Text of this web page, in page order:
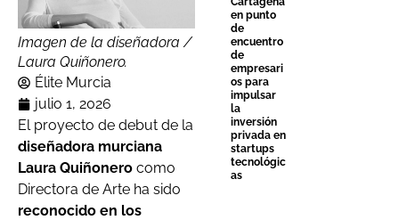
Imagen de la diseñadora /
Laura Quiñonero.
Élite Murcia
julio 1, 2026
El proyecto de debut de la
diseñadora murciana
Laura Quiñonero como
Directora de Arte ha sido
reconocido en los
en punto
de
encuentro
de
empresari
os para
impulsar
la
inversión
privada en
startups
tecnológic
as